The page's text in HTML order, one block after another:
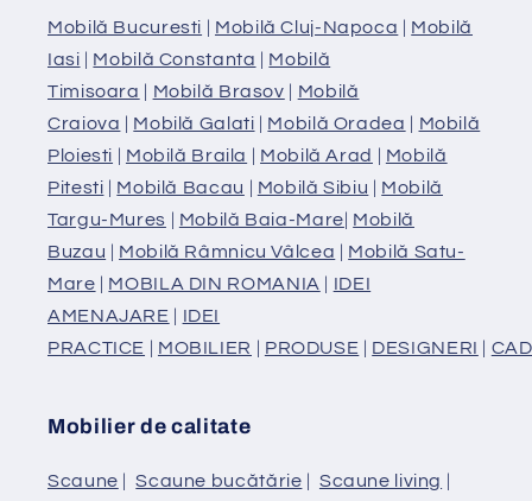
Mobilă Bucuresti | Mobilă Cluj-Napoca | Mobilă
Iasi | Mobilă Constanta | Mobilă
Timisoara | Mobilă Brasov | Mobilă
Craiova | Mobilă Galati | Mobilă Oradea | Mobilă
Ploiesti | Mobilă Braila | Mobilă Arad | Mobilă
Pitesti | Mobilă Bacau | Mobilă Sibiu | Mobilă
Targu-Mures | Mobilă Baia-Mare| Mobilă
Buzau | Mobilă Râmnicu Vâlcea | Mobilă Satu-
Mare | MOBILA DIN ROMANIA | IDEI
AMENAJARE | IDEI
PRACTICE | MOBILIER | PRODUSE | DESIGNERI |
Mobilier de calitate
Scaune |Scaune bucătărie | Scaune living |